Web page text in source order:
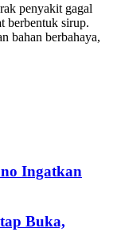
penyakit gagal
berbentuk sirup.
bahan berbahaya,
Ingatkan
Buka,